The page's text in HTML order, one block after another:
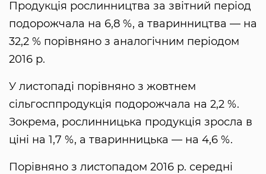
Продукція рослинництва за звітний період
подорожчала на 6,8 %, а тваринництва — на
32,2 % порівняно з аналогічним періодом
2016 р.
У листопаді порівняно з жовтнем
сільгосппродукція подорожчала на 2,2 %.
Зокрема, рослинницька продукція зросла в
ціні на 1,7 %, а тваринницька — на 4,6 %.
Порівняно з листопадом 2016 р. середні